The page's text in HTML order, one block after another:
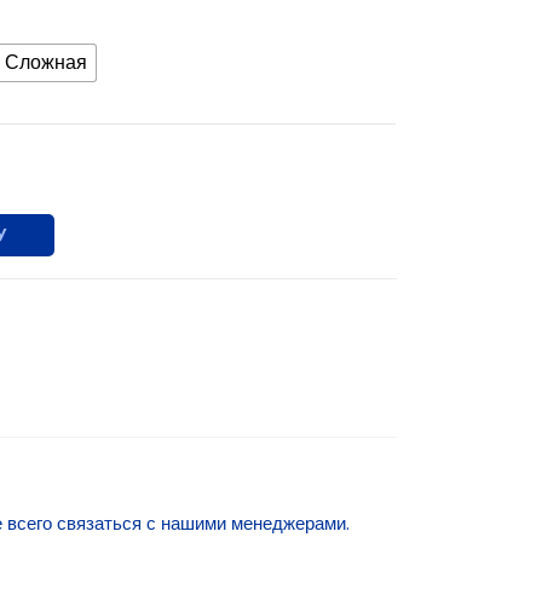
Сложная
связаться с нашими менеджерами.